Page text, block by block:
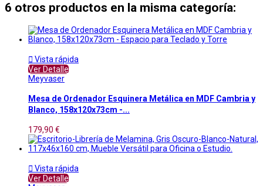
6 otros productos en la misma categoría:
 Vista rápida
Ver Detalle
Meyvaser
Mesa de Ordenador Esquinera Metálica en MDF Cambria y
Blanco, 158x120x73cm -...
179,90 €
 Vista rápida
Ver Detalle